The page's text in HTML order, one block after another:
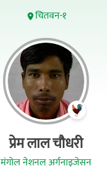
चितवन-१
प्रेम लाल चौधरी
मंगोल नेशनल अर्गनाइजेसन